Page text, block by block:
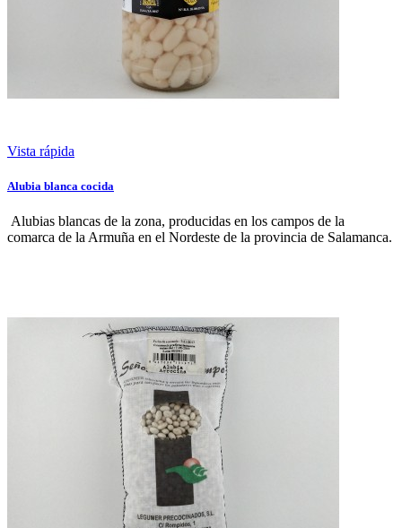
Vista rápida
Alubia blanca cocida
Alubias blancas de la zona, producidas en los campos de la
comarca de la Armuña en el Nordeste de la provincia de Salamanca.